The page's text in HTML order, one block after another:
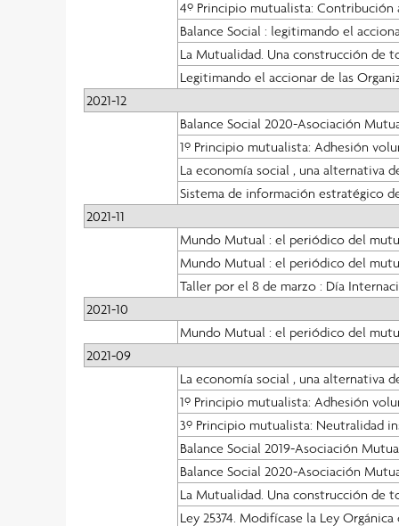
4º Principio mutualista: Contribución
Balance Social : legitimando el
La Mutualidad. Una construcción de
Legitimando el accionar de las
2021-12
Balance Social 2020-Asociación
1º Principio mutualista: Adhesión
La economía social , una alternativa
Sistema de información estratégico
2021-11
Mundo Mutual : el periódico del
Mundo Mutual : el periódico del
Taller por el 8 de marzo : Día
2021-10
Mundo Mutual : el periódico del
2021-09
La economía social , una alternativa
1º Principio mutualista: Adhesión
3º Principio mutualista: Neutralidad
Balance Social 2019-Asociación
Balance Social 2020-Asociación
La Mutualidad. Una construcción de
Ley 25374. Modifícase la Ley